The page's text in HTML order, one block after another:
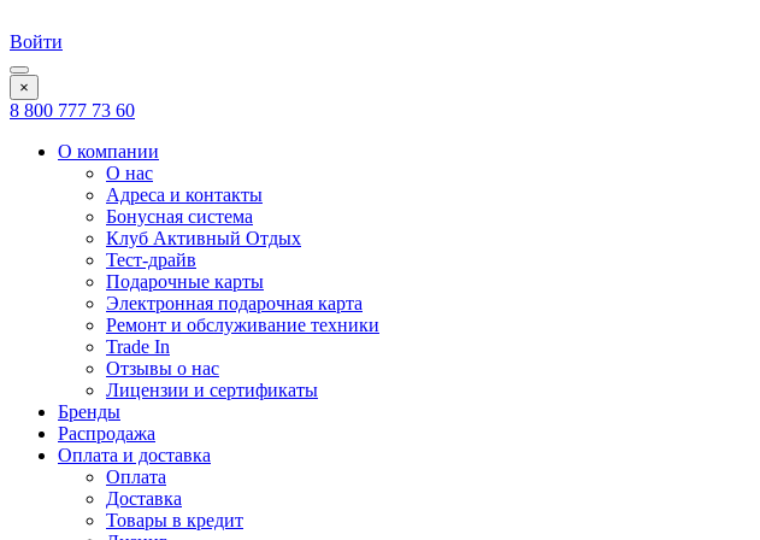
Войти
×
8 800 777 73 60
О компании
О нас
Адреса и контакты
Бонусная система
Клуб Активный Отдых
Тест-драйв
Подарочные карты
Электронная подарочная карта
Ремонт и обслуживание техники
Trade In
Отзывы о нас
Лицензии и сертификаты
Бренды
Распродажа
Оплата и доставка
Оплата
Доставка
Товары в кредит